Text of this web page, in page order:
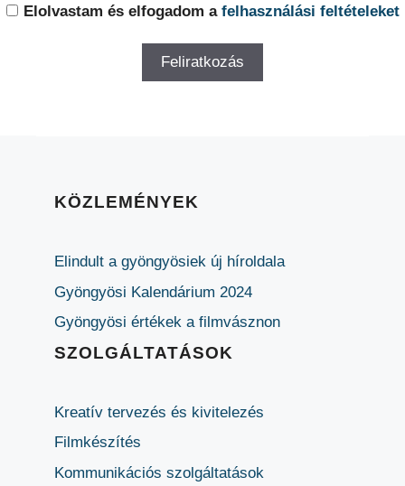
Elolvastam és elfogadom a felhasználási feltételeket
KÖZLEMÉNYEK
Elindult a gyöngyösiek új híroldala
Gyöngyösi Kalendárium 2024
Gyöngyösi értékek a filmvásznon
SZOLGÁLTATÁSOK
Kreatív tervezés és kivitelezés
Filmkészítés
Kommunikációs szolgáltatások